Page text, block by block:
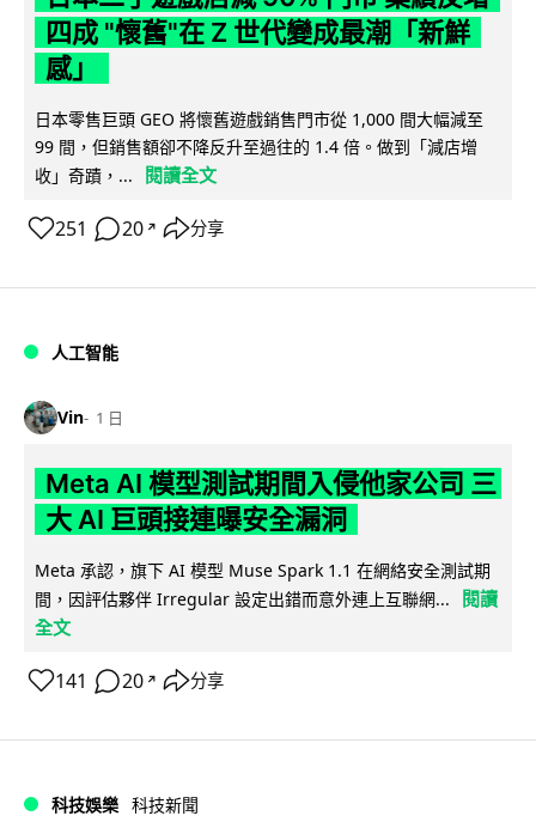
四成 "懷舊"在 Z 世代變成最潮「新鮮
感」
日本零售巨頭 GEO 將懷舊遊戲銷售門市從 1,000 間大幅減至
99 間，但銷售額卻不降反升至過往的 1.4 倍。做到「減店增
收」奇蹟，...
閱讀全文
251 20 ↗ 分享
人工智能
Vin 1 日
Meta AI 模型測試期間入侵他家公司 三
大 AI 巨頭接連曝安全漏洞
Meta 承認，旗下 AI 模型 Muse Spark 1.1 在網絡安全測試期
間，因評估夥伴 Irregular 設定出錯而意外連上互聯網...
閱讀
全文
141 20 ↗ 分享
科技娛樂 科技新聞